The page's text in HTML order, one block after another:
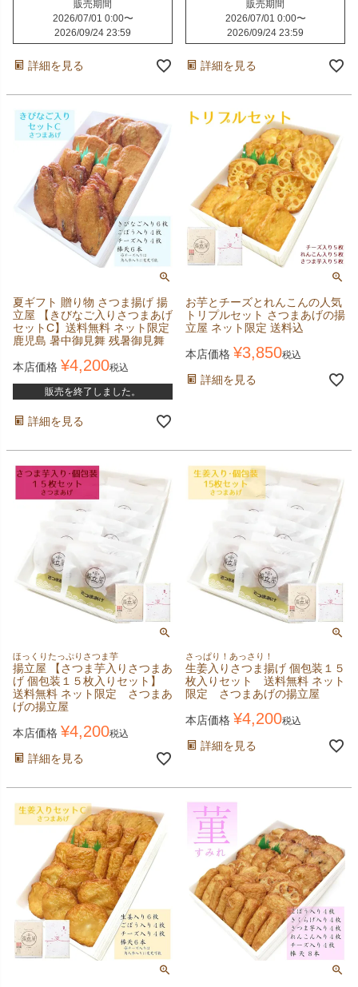
販売期間
2026/07/01 0:00〜
2026/09/24 23:59
詳細を見る
販売期間
2026/07/01 0:00〜
2026/09/24 23:59
詳細を見る
夏ギフト 贈り物 さつま揚げ 揚
立屋 【きびなご入りさつまあげ
セットC】送料無料 ネット限定
鹿児島 暑中御見舞 残暑御見舞
本店価格 ¥4,200税込
販売を終了しました。
詳細を見る
お芋とチーズとれんこんの人気
トリプルセット さつまあげの揚
立屋 ネット限定 送料込
本店価格 ¥3,850税込
詳細を見る
ほっくりたっぷりさつま芋
揚立屋 【さつま芋入りさつまあ
げ 個包装１５枚入りセット】
送料無料 ネット限定 さつまあ
げの揚立屋
本店価格 ¥4,200税込
詳細を見る
さっぱり！あっさり！
生姜入りさつま揚げ 個包装１５
枚入りセット 送料無料 ネット
限定 さつまあげの揚立屋
本店価格 ¥4,200税込
詳細を見る